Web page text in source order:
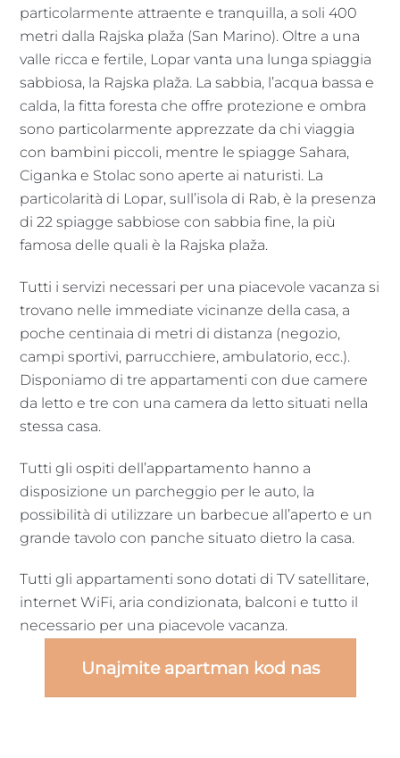
particolarmente attraente e tranquilla, a soli 400
metri dalla Rajska plaža (San Marino). Oltre a una
valle ricca e fertile, Lopar vanta una lunga spiaggia
sabbiosa, la Rajska plaža. La sabbia, l’acqua bassa e
calda, la fitta foresta che offre protezione e ombra
sono particolarmente apprezzate da chi viaggia
con bambini piccoli, mentre le spiagge Sahara,
Ciganka e Stolac sono aperte ai naturisti. La
particolarità di Lopar, sull’isola di Rab, è la presenza
di 22 spiagge sabbiose con sabbia fine, la più
famosa delle quali è la Rajska plaža.
Tutti i servizi necessari per una piacevole vacanza si
trovano nelle immediate vicinanze della casa, a
poche centinaia di metri di distanza (negozio,
campi sportivi, parrucchiere, ambulatorio, ecc.).
Disponiamo di tre appartamenti con due camere
da letto e tre con una camera da letto situati nella
stessa casa.
Tutti gli ospiti dell’appartamento hanno a
disposizione un parcheggio per le auto, la
possibilità di utilizzare un barbecue all’aperto e un
grande tavolo con panche situato dietro la casa.
Tutti gli appartamenti sono dotati di TV satellitare,
internet WiFi, aria condizionata, balconi e tutto il
necessario per una piacevole vacanza.
Unajmite apartman kod nas